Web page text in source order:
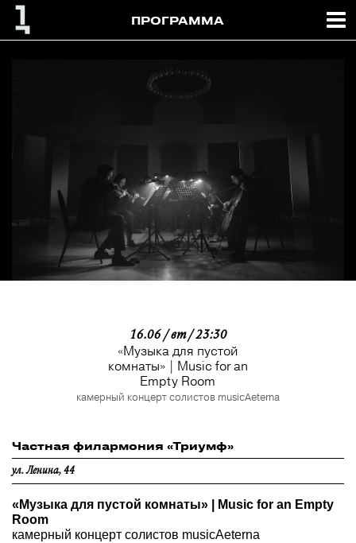
ПРОГРАММА
16.06 / вт / 23:30
«Музыка для пустой
комнаты» | Music for an
Empty Room
камерный концерт солистов musicAeterna
Частная филармония «Триумф»
ул. Ленина, 44
«Музыка для пустой комнаты» | Music for an Empty
Room
камерный концерт солистов musicAeterna